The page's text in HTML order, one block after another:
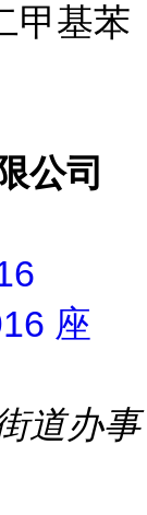
甲基苯
公司
座
道办事